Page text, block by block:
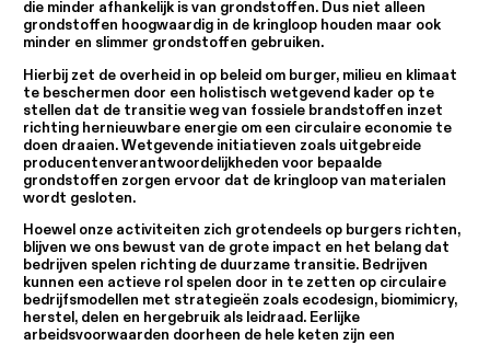
die minder afhankelijk is van grondstoffen. Dus niet alleen
grondstoffen hoogwaardig in de kringloop houden maar ook
minder en slimmer grondstoffen gebruiken.
Hierbij zet de overheid in op beleid om burger, milieu en klimaat
te beschermen door een holistisch wetgevend kader op te
stellen dat de transitie weg van fossiele brandstoffen inzet
richting hernieuwbare energie om een circulaire economie te
doen draaien. Wetgevende initiatieven zoals uitgebreide
producentenverantwoordelijkheden voor bepaalde
grondstoffen zorgen ervoor dat de kringloop van materialen
wordt gesloten.
Hoewel onze activiteiten zich grotendeels op burgers richten,
blijven we ons bewust van de grote impact en het belang dat
bedrijven spelen richting de duurzame transitie. Bedrijven
kunnen een actieve rol spelen door in te zetten op circulaire
bedrijfsmodellen met strategieën zoals ecodesign, biomimicry,
herstel, delen en hergebruik als leidraad. Eerlijke
arbeidsvoorwaarden doorheen de hele keten zijn een